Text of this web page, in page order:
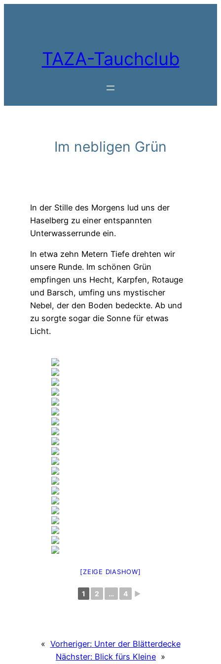
TAZA-Tauchclub
Im nebligen Grün
In der Stille des Morgens lud uns der
Haselberg zu einer entspannten
Unterwasserrunde ein.
In etwa zehn Metern Tiefe drehten wir
unsere Runde. Im schönen Grün
empfingen uns Hecht, Karpfen, Rotauge
und Barsch, umfing uns mystischer
Nebel, der den Boden bedeckte. Ab und
zu sorgte sogar die Sonne für etwas
Licht.
[ZEIGE DIASHOW]
1 2 … 4 ►
« Vorheriger: Unter der Blätterdecke
Nächster: Blick fürs Kleine »